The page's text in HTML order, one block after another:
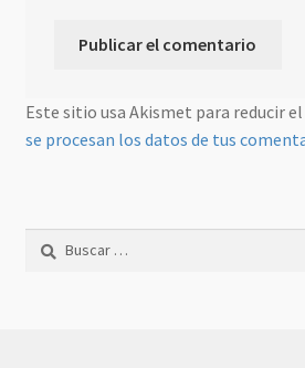
Este sitio usa Akismet para reducir el
se procesan los datos de tus
Buscar: